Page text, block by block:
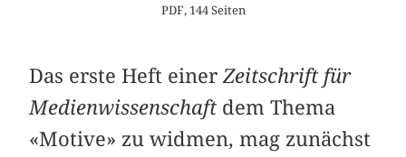
PDF, 144 Seiten
Das erste Heft einerZeitschrift für
Medienwissenschaft dem Thema
«Motive» zu widmen, mag zunächst